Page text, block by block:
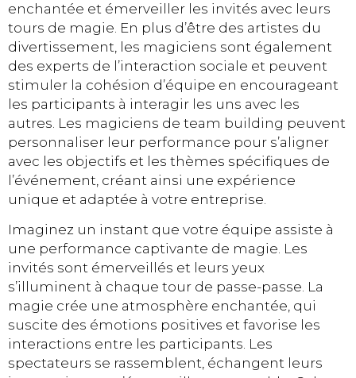
enchantée et émerveiller les invités avec leurs
tours de magie. En plus d’être des artistes du
divertissement, les magiciens sont également
des experts de l’interaction sociale et peuvent
stimuler la cohésion d’équipe en encourageant
les participants à interagir les uns avec les
autres. Les magiciens de team building peuvent
personnaliser leur performance pour s’aligner
avec les objectifs et les thèmes spécifiques de
l’événement, créant ainsi une expérience
unique et adaptée à votre entreprise.
Imaginez un instant que votre équipe assiste à
une performance captivante de magie. Les
invités sont émerveillés et leurs yeux
s’illuminent à chaque tour de passe-passe. La
magie crée une atmosphère enchantée, qui
suscite des émotions positives et favorise les
interactions entre les participants. Les
spectateurs se rassemblent, échangent leurs